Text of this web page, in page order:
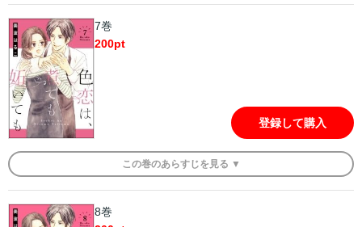
7巻
200pt
登録して購入
この巻のあらすじを 見る ▼
8巻